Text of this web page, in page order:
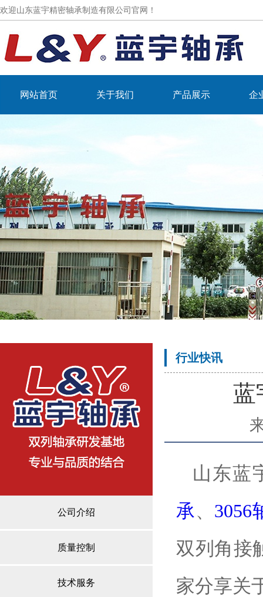
欢迎山东蓝宇精密轴承制造有限公司官网！
网站首页 关于我们 产品展示 企
公司介绍
质量控制
技术服务
行业快讯
蓝
山东蓝
承、 3056
双列角接
家分享关